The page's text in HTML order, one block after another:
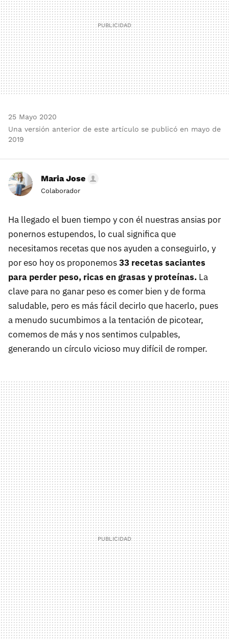
25 Mayo 2020
Una versión anterior de este artículo se publicó en mayo de
2019
Maria Jose
Colaborador
Ha llegado el buen tiempo y con él nuestras ansias por
ponernos estupendos, lo cual significa que
necesitamos recetas que nos ayuden a conseguirlo, y
por eso hoy os proponemos33 recetas saciantes
para perder peso, ricas en grasas y proteínas. La
clave para no ganar peso es comer bien y de forma
saludable, pero es más fácil decirlo que hacerlo, pues
a menudo sucumbimos a la tentación de picotear,
comemos de más y nos sentimos culpables,
generando un círculo vicioso muy difícil de romper.